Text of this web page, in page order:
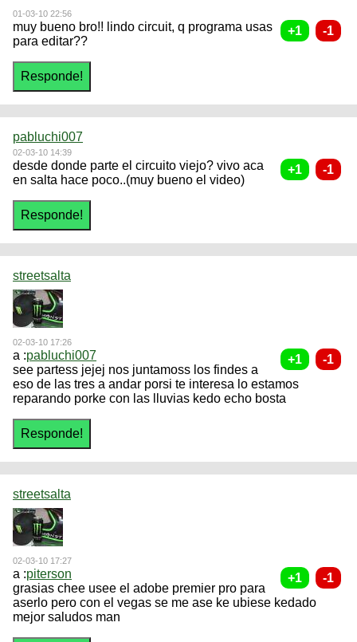
01-03-10 22:56
muy bueno bro!! lindo circuit, q programa usas
para editar??
pabluchi007
02-03-10 14:39
desde donde parte el circuito viejo? vivo aca
en salta hace poco..(muy bueno el video)
streetsalta
02-03-10 17:26
a :pabluchi007
see partess jejej nos juntamoss los findes a
eso de las tres a andar porsi te interesa lo estamos
reparando porke con las lluvias kedo echo bosta
streetsalta
02-03-10 17:27
a :piterson
grasias chee usee el adobe premier pro para
aserlo pero con el vegas se me ase ke ubiese kedado
mejor saludos man